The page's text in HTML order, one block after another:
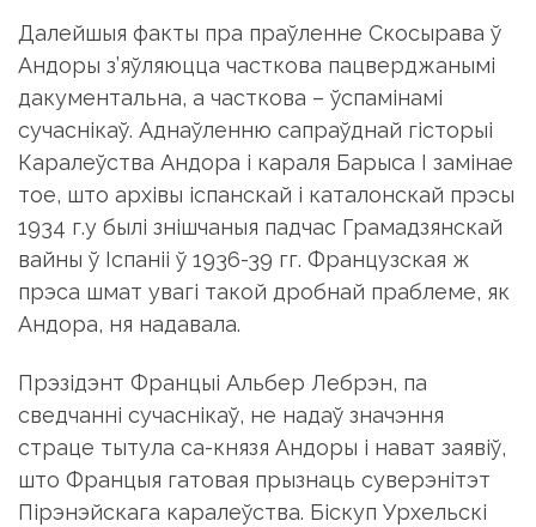
дакументальна, а часткова – ўспамінамі
сучаснікаў. Аднаўленню сапраўднай гісторыі
Каралеўства Андора і караля Барыса I замінае
тое, што архівы іспанскай і каталонскай прэсы
1934 г.у былі знішчаныя падчас Грамадзянскай
вайны ў Іспаніі ў 1936-39 гг. Французская ж
прэса шмат увагі такой дробнай праблеме, як
Андора, ня надавала.
Прэзідэнт Францыі Альбер Лебрэн, па
страце тытула са-князя Андоры і нават заявіў,
што Францыя гатовая прызнаць суверэнітэт
Пірэнэйскага каралеўства. Біскуп Урхельскі
Жусці Гітарт-і-Вілардэбо, як сцвярджалі
сведкі, нічога супраць незалежнасці княства